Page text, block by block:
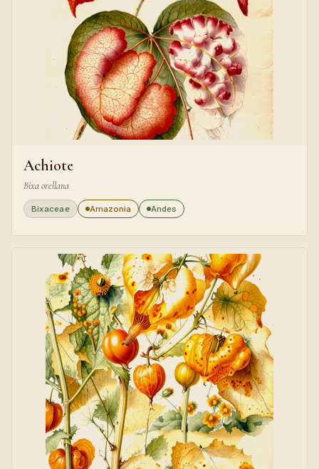
Achiote
Bixa orellana
Bixaceae Amazonia Andes